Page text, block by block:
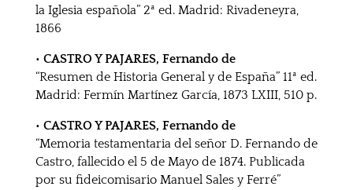
la Iglesia española” 2ª ed. Madrid: Rivadeneyra,
1866
• CASTRO Y PAJARES, Fernando de
“Resumen de Historia General y de España” 11ª ed.
Madrid: Fermín Martínez García, 1873 LXIII, 510 p.
• CASTRO Y PAJARES, Fernando de
“Memoria testamentaria del señor D. Fernando de
Castro, fallecido el 5 de Mayo de 1874. Publicada
por su fideicomisario Manuel Sales y Ferré”